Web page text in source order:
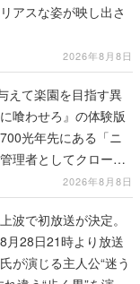
アスな姿が映し出さ
2026年8月8日
えて楽園を目指す異
喰わせろ』の体験版
光年先にある「ニ
理者としてクローン
神に捧げる2026年8月8日
波で初放送が決定。
月28日21時より放送
が演じる主人公“迷う